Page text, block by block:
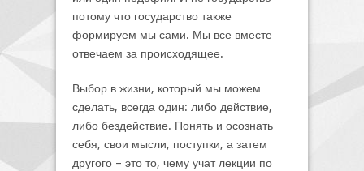
потому что государство также
формируем мы сами. Мы все вместе
отвечаем за происходящее.
Выбор в жизни, который мы можем
сделать, всегда один: либо действие,
либо бездействие. Понять и осознать
себя, свои мысли, поступки, а затем
другого – это то, чему учат лекции по